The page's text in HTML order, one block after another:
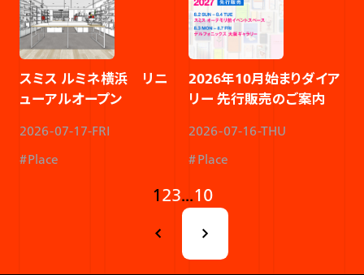
スミス ルミネ横浜 リニ
ューアルオープン​
2026-07-17-FRI
Place
2026年10月始まりダイア
リー 先行販売のご案内​
2026-07-16-THU
Place
123...10